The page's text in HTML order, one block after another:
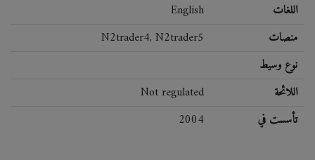
English
اللغات
N2trader4, N2trader5
منصات
نوع وسيط
Not regulated
اللائحة
2004
تأسست في